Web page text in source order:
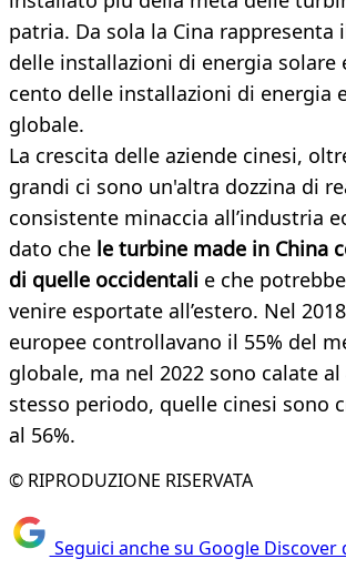
patria. Da sola la Cina rappresenta
delle installazioni di energia solare
cento delle installazioni di energia
globale.
La crescita delle aziende cinesi,
grandi ci sono un'altra dozzina di
consistente minaccia all’industria
dato che le turbine made in China
di quelle occidentali e che
venire esportate all’estero. Nel
europee controllavano il 55% del
globale, ma nel 2022 sono calate al
stesso periodo, quelle cinesi sono
al 56%.
© RIPRODUZIONE RISERVATA
Seguici anche su Google Discover